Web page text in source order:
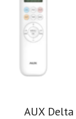
AUX